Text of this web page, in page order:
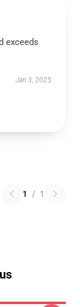
exceeds
Jan 3, 2025
1 / 1